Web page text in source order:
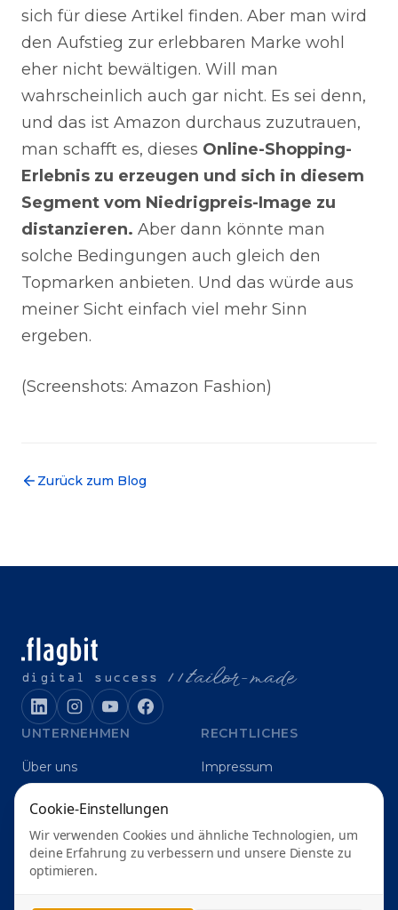
sich für diese Artikel finden. Aber man wird
den Aufstieg zur erlebbaren Marke wohl
eher nicht bewältigen. Will man
wahrscheinlich auch gar nicht. Es sei denn,
und das ist Amazon durchaus zuzutrauen,
man schafft es, dieses Online-Shopping-
Erlebnis zu erzeugen und sich in diesem
Segment vom Niedrigpreis-Image zu
distanzieren. Aber dann könnte man
solche Bedingungen auch gleich den
Topmarken anbieten. Und das würde aus
meiner Sicht einfach viel mehr Sinn
ergeben.
(Screenshots: Amazon Fashion)
Zurück zum Blog
digital success //tailor-made
UNTERNEHMEN
Über uns
Digitalagentur Karlsruhe
RECHTLICHES
Impressum
Cookie-Einstellungen
Wir verwenden Cookies und ähnliche Technologien, um
deine Erfahrung zu verbessern und unsere Dienste zu
optimieren.